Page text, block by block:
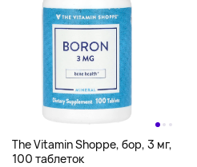
The Vitamin Shoppe, бор, 3 мг,
100 таблеток